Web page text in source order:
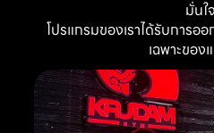
มั่นใจ
โปรแกรมของเราได้รับการอ
เฉพาะของ